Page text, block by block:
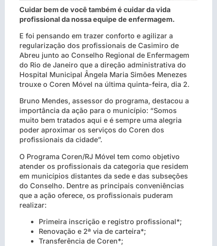
Cuidar bem de você também é cuidar da vida
profissional da nossa equipe de enfermagem.
E foi pensando em trazer conforto e agilizar a
regularização dos profissionais de Casimiro de
Abreu junto ao Conselho Regional de Enfermagem
do Rio de Janeiro que a direção administrativa do
Hospital Municipal Ângela Maria Simões Menezes
trouxe o Coren Móvel na última quinta-feira, dia 2.
Bruno Mendes, assessor do programa, destacou a
importância da ação para o município: “Somos
muito bem tratados aqui e é sempre uma alegria
poder aproximar os serviços do Coren dos
profissionais da cidade”.
O Programa Coren/RJ Móvel tem como objetivo
atender os profissionais da categoria que residem
em municípios distantes da sede e das subseções
do Conselho. Dentre as principais conveniências
que a ação oferece, os profissionais puderam
realizar:
Primeira inscrição e registro profissional*;
Renovação e 2ª via de carteira*;
Transferência de Coren*;